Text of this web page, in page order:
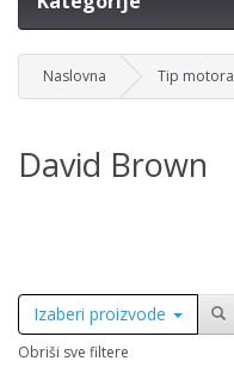
Naslovna Tip motora
David Brown
Izaberi proizvode
Obriši sve filtere